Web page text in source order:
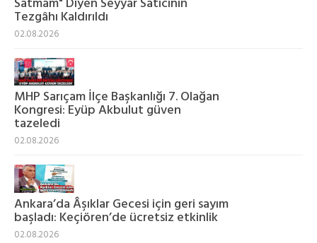
Tezgâhı Kaldırıldı
02.08.2026
MHP Sarıçam İlçe Başkanlığı 7. Olağan
Kongresi: Eyüp Akbulut güven
tazeledi
02.08.2026
Ankara’da Âşıklar Gecesi için geri sayım
başladı: Keçiören’de ücretsiz etkinlik
02.08.2026